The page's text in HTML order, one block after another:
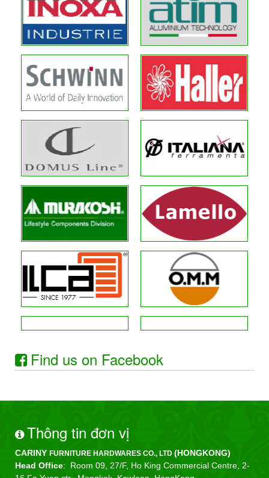
Find us on Facebook
Thông tin đơn vị
CARINY FURNITURE HARDWARES CO., LTD (HONGKONG)
Head Office: Room 09, 27/F, Ho King Commercial Centre, 2-